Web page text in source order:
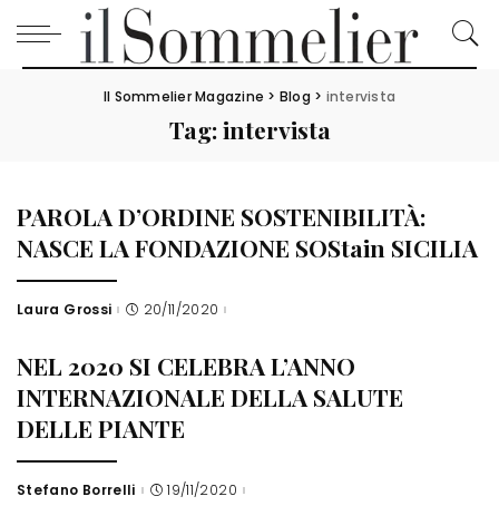
Il Sommelier Magazine > Blog > intervista
Tag:intervista
PAROLA D’ORDINE SOSTENIBILITÀ:
NASCE LA FONDAZIONE SOStain SICILIA
Posted
Laura Grossi 20/11/2020
NEL 2020 SI CELEBRA L’ANNO
INTERNAZIONALE DELLA SALUTE
DELLE PIANTE
Posted
Stefano Borrelli 19/11/2020